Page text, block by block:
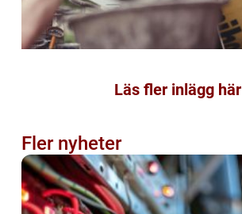
Läs fler inlägg här
Fler nyheter